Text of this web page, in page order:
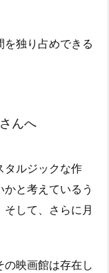
独り占めできる
んへ
ルジックな作
と考えているう
して、さらに月
映画館は存在し